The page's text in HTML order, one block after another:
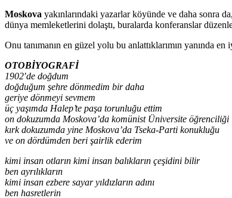
Moskova yakınlarındaki yazarlar köyünde ve daha sonra
dünya memleketlerini dolaştı, buralarda konferanslar
Onu tanımanın en güzel yolu bu anlattıklarımın yanında
OTOBİYOGRAFİ
1902′de doğdum
doğduğum şehre dönmedim bir daha
geriye dönmeyi sevmem
üç yaşımda Halep’te paşa torunluğu ettim
on dokuzumda Moskova’da komünist Üniversite öğrenciliği
kırk dokuzumda yine Moskova’da Tseka-Parti konukluğu
ve on dördümden beri şairlik ederim
kimi insan otların kimi insan balıkların çeşidini bilir
ben ayrılıkların
kimi insan ezbere sayar yıldızların adını
ben hasretlerin